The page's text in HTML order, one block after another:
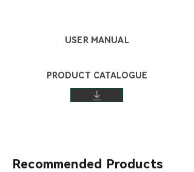
USER MANUAL
PRODUCT CATALOGUE
Recommended Products